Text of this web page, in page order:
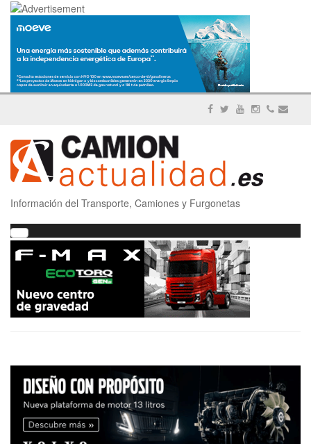
Información del Transporte, Camiones y Furgonetas